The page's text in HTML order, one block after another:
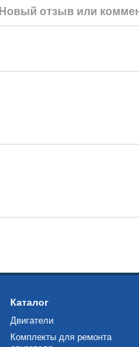
Новый отзыв или
Каталог
Двигатели
Комплекты для ремонта